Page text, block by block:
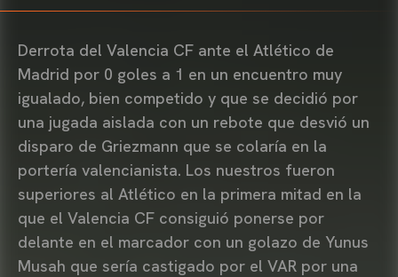
Derrota del Valencia CF ante el Atlético de
Madrid por 0 goles a 1 en un encuentro muy
igualado, bien competido y que se decidió por
una jugada aislada con un rebote que desvió un
disparo de Griezmann que se colaría en la
portería valencianista. Los nuestros fueron
superiores al Atlético en la primera mitad en la
que el Valencia CF consiguió ponerse por
delante en el marcador con un golazo de Yunus
Musah que sería castigado por el VAR por una